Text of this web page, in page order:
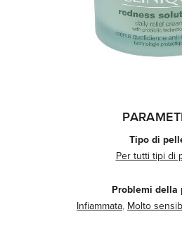
Tipo di
Per tutti tipi di
Problemi della
Infiammata, Molto